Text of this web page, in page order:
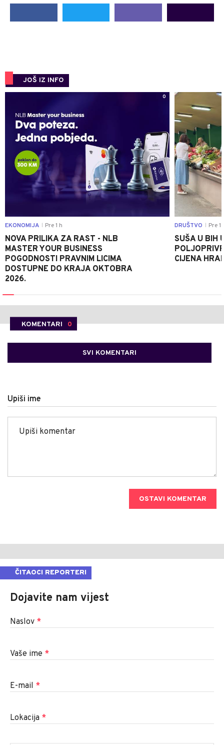
JOŠ IZ INFO
0
EKONOMIJA Pre 1 h
NOVA PRILIKA ZA RAST - NLB
MASTER YOUR BUSINESS
POGODNOSTI PRAVNIM LICIMA
DOSTUPNE DO KRAJA OKTOBRA
2026.
DRUŠTVO Pre 1
SUŠA U BIH
CIJENA
KOMENTARI 0
SVI KOMENTARI
Upiši ime
OSTAVI KOMENTAR
ČITAOCI REPORTERI
Dojavite nam vijest
Naslov *
Vaše ime *
E-mail *
Lokacija *